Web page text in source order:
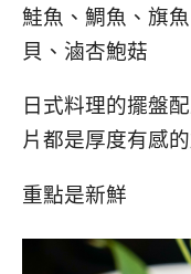
鮭魚、鯛魚、旗
貝、滷杏鮑菇
日式料理的擺盤
片都是厚度有感
重點是新鮮